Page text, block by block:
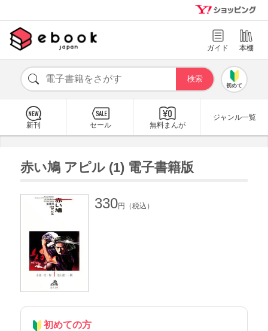
ガイド 本棚
初めて
新刊 セール 無料まんが
ジャンル一覧
赤い鳩 アピル (1) 電子書籍版
330円（税込）
初めての方